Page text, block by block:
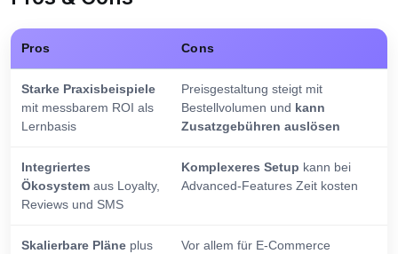
Pros Cons
Starke Praxisbeispiele
mit messbarem ROI als
Lernbasis
Preisgestaltung steigt mit
Bestellvolumen und kann
Zusatzgebühren auslösen
Integriertes
Ökosystem aus Loyalty,
Reviews und SMS
Komplexeres Setup kann bei
Advanced-Features Zeit kosten
Skalierbare Pläne plus
Vor allem für E-Commerce